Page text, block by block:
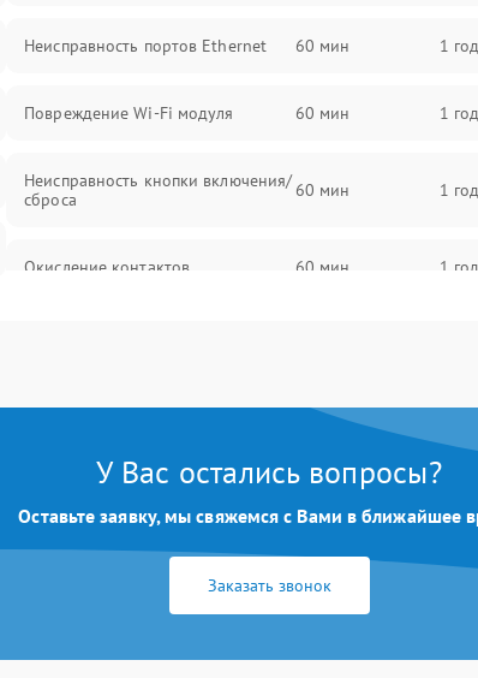
Неисправность портов Ethernet 60 мин 1 год
Повреждение Wi-Fi модуля 60 мин 1 год
Неисправность кнопки включения/
сброса
60 мин 1 год
Окисление контактов 60 мин 1 год
Повреждение flash-памяти 60 мин 1 год
У Вас остались вопросы?
Оставьте заявку, мы свяжемся с Вами в ближайшее
Заказать звонок